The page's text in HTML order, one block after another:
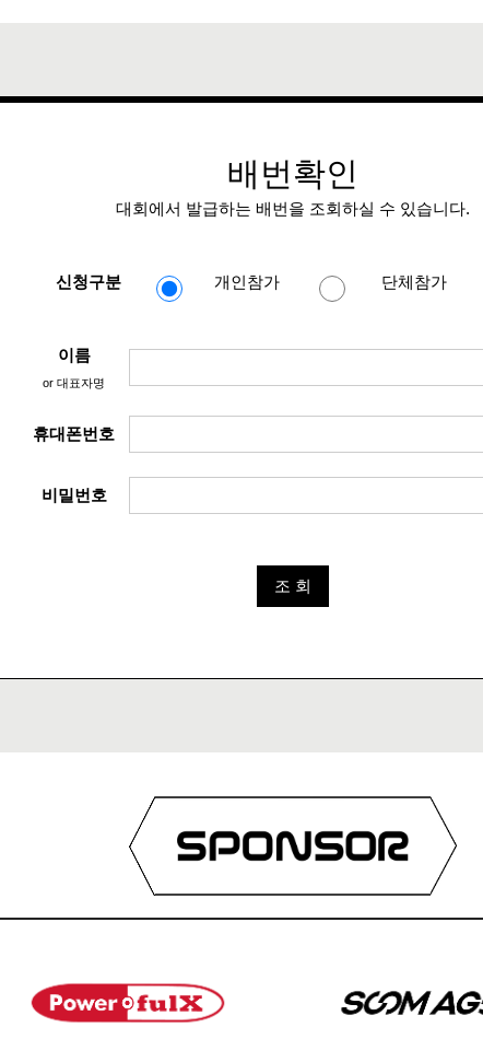
배번확인
대회에서 발급하는 배번을 조회하실 수 있습니다.
신청구분 개인참가 단체참가
이름
or 대표자명
휴대폰번호
비밀번호
조 회